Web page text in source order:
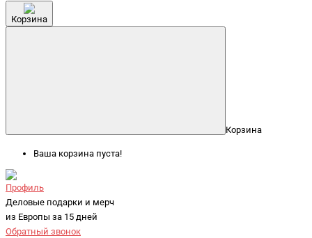
Корзина
Корзина
Ваша корзина пуста!
Профиль
Деловые подарки и мерч
из Европы за 15 дней
Обратный звонок